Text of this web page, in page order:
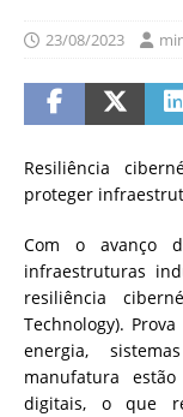
23/08/2023
Resiliência
proteger
Com o avanço
infraestruturas
resiliência
Technology).
energia,
manufatura
digitais, o que